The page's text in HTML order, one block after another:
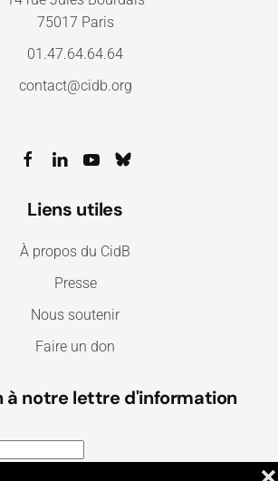
75017 Paris
01.47.64.64.64
contact@cidb.org
Liens utiles
À propos du CidB
Presse
Nous soutenir
Faire un don
à notre lettre d'information